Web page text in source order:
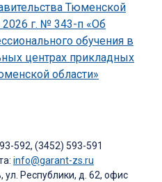
Тюменской
2026 г. № 343-п «Об
обучения в
центрах прикладных
области»
592, (3452) 593-591
info@garant-zs.ru
Республики, д. 62, офис